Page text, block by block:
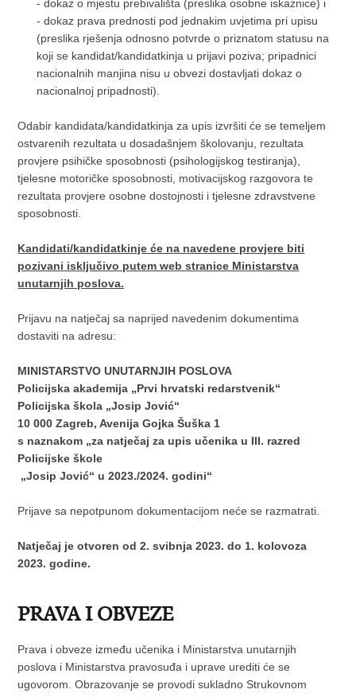
- dokaz o mjestu prebivališta (preslika osobne iskaznice) i
- dokaz prava prednosti pod jednakim uvjetima pri upisu
(preslika rješenja odnosno potvrde o priznatom statusu na
koji se kandidat/kandidatkinja u prijavi poziva; pripadnici
nacionalnih manjina nisu u obvezi dostavljati dokaz o
nacionalnoj pripadnosti).
Odabir kandidata/kandidatkinja za upis izvršiti će se temeljem
ostvarenih rezultata u dosadašnjem školovanju, rezultata
provjere psihičke sposobnosti (psihologijskog testiranja),
tjelesne motoričke sposobnosti, motivacijskog razgovora te
rezultata provjere osobne dostojnosti i tjelesne zdravstvene
sposobnosti.
Kandidati/kandidatkinje će na navedene provjere biti
pozivani isključivo putem web stranice Ministarstva
unutarnjih poslova.
Prijavu na natječaj sa naprijed navedenim dokumentima
dostaviti na adresu:
MINISTARSTVO UNUTARNJIH POSLOVA
Policijska akademija „Prvi hrvatski redarstvenik“
Policijska škola „Josip Jović“
10 000 Zagreb, Avenija Gojka Šuška 1
s naznakom „za natječaj za upis učenika u III. razred
Policijske škole
„Josip Jović“ u 2023./2024. godini“
Prijave sa nepotpunom dokumentacijom neće se razmatrati.
Natječaj je otvoren od 2. svibnja 2023. do 1. kolovoza
2023. godine.
PRAVA I OBVEZE
Prava i obveze između učenika i Ministarstva unutarnjih
poslova i Ministarstva pravosuđa i uprave urediti će se
ugovorom. Obrazovanje se provodi sukladno Strukovnom